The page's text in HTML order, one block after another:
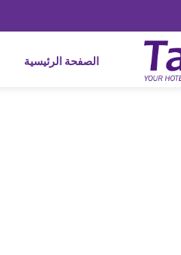
الصفحة الرئيسية